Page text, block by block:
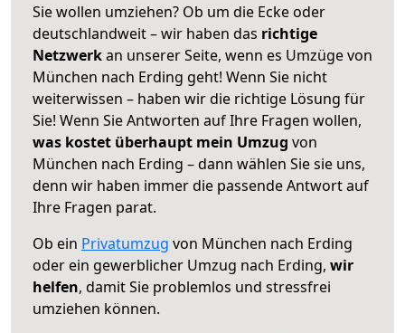
Sie wollen umziehen? Ob um die Ecke oder
deutschlandweit – wir haben das richtige
Netzwerkan unserer Seite, wenn es Umzüge von
München nach Erding geht! Wenn Sie nicht
weiterwissen – haben wir die richtige Lösung für
Sie! Wenn Sie Antworten auf Ihre Fragen wollen,
was kostet überhaupt mein Umzug von
München nach Erding – dann wählen Sie sie uns,
denn wir haben immer die passende Antwort auf
Ihre Fragen parat.
Ob ein Privatumzug von München nach Erding
oder ein gewerblicher Umzug nach Erding, wir
helfen, damit Sie problemlos und stressfrei
umziehen können.